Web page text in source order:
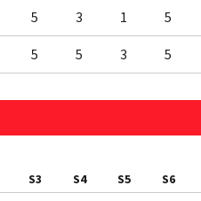
5 3 1 5
5 5 3 5
S3 S4 S5 S6